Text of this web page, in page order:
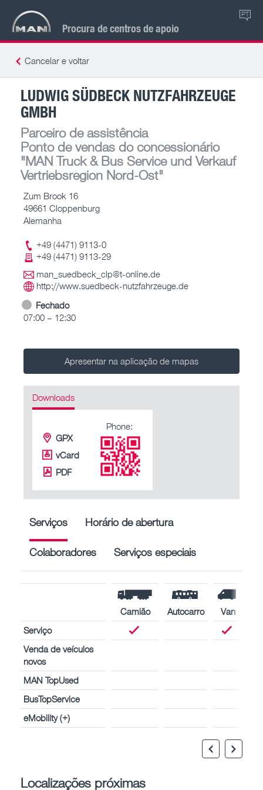
Procura de centros de apoio
PT
Cancelar e voltar
LUDWIG SÜDBECK NUTZFAHRZEUGE
GMBH
Parceiro de assistência
Ponto de vendas do concessionário
"MAN Truck & Bus Service und Verkauf
Vertriebsregion Nord-Ost"
Zum Brook 16
49661 Cloppenburg
Alemanha
+49 (4471) 9113-0
+49 (4471) 9113-29
man_suedbeck_clp@t-online.de
http://www.suedbeck-nutzfahrzeuge.de
Fechado
07:00 – 12:30
Apresentar na aplicação de mapas
Downloads
GPX
vCard
PDF
Phone:
Serviços Horário de abertura
Colaboradores Serviços especiais
Camião Autocarro
Van
Serviço
Venda de veículos
novos
MAN TopUsed
BusTopService
eMobility (+)
Localizações próximas